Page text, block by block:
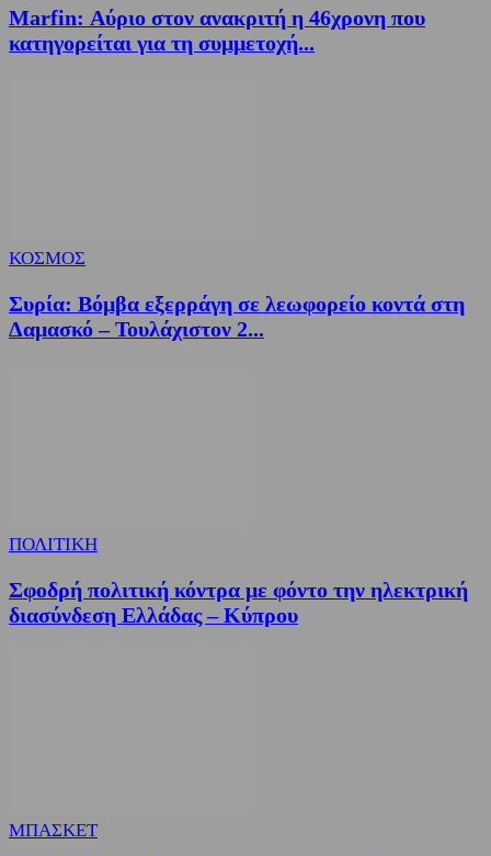
Marfin: Αύριο στον ανακριτή η 46χρονη που
κατηγορείται για τη συμμετοχή...
ΚΟΣΜΟΣ
Συρία: Βόμβα εξερράγη σε λεωφορείο κοντά στη
Δαμασκό – Τουλάχιστον 2...
ΠΟΛΙΤΙΚΗ
Σφοδρή πολιτική κόντρα με φόντο την ηλεκτρική
διασύνδεση Ελλάδας – Κύπρου
ΜΠΑΣΚΕΤ